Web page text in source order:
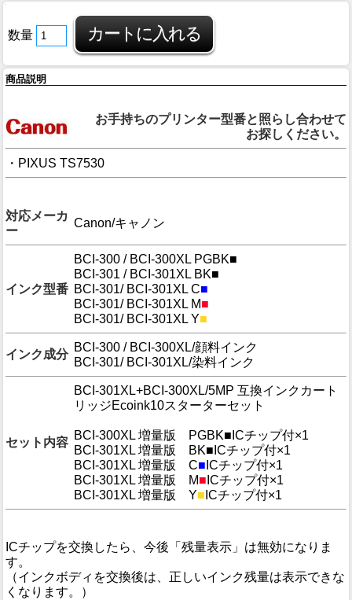
数量
商品説明
お手持ちのプリンター型番と照らし合わせて
お探しください。
・PIXUS TS7530
対応メーカ
ー
Canon/キャノン
インク型番
BCI-300 / BCI-300XL PGBK■
BCI-301 / BCI-301XL BK■
BCI-301/ BCI-301XL C■
BCI-301/ BCI-301XL M■
BCI-301/ BCI-301XL Y■
インク成分
BCI-300 / BCI-300XL/顔料インク
BCI-301/ BCI-301XL/染料インク
セット内容
BCI-301XL+BCI-300XL/5MP 互換インクカート
リッジEcoink10スターターセット
BCI-300XL 増量版 PGBK■ ICチップ付×1
BCI-301XL 増量版 BK■ ICチップ付×1
BCI-301XL 増量版 C■ ICチップ付×1
BCI-301XL 増量版 M■ ICチップ付×1
BCI-301XL 増量版 Y■ ICチップ付×1
ICチップを交換したら、今後「残量表示」は無効になりま
す。
（インクボディを交換後は、正しいインク残量は表示できな
くなります。）